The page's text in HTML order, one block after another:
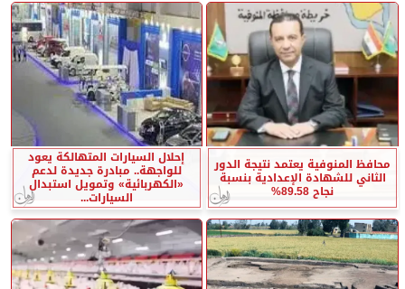
محافظ المنوفية يعتمد نتيجة الدور
الثاني للشهادة الإعدادية بنسبة
نجاح 89.58%
إحلال السيارات المتهالكة يعود
للواجهة.. مبادرة جديدة لدعم
«الكهربائية» وتمويل استبدال
السيارات...